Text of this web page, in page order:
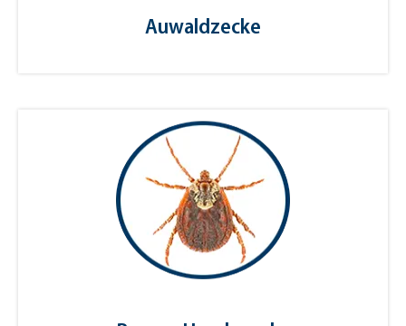
Auwaldzecke